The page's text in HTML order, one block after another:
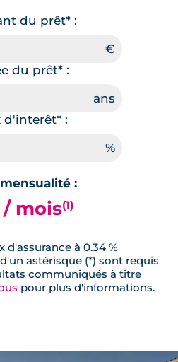
du prêt* :
du prêt* :
d'interêt* :
:
mois(1)
d'assurance à 0.34 %
astérisque (*) sont requis
communiqués à titre
pour plus d'informations.